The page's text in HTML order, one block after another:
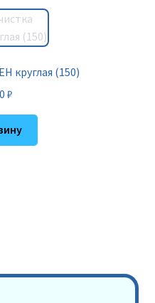
круглая (150)
₽